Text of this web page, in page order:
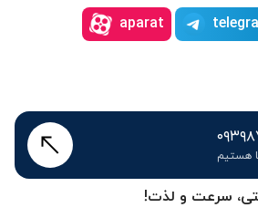
سرعت و لذت!
aparat
هستیم